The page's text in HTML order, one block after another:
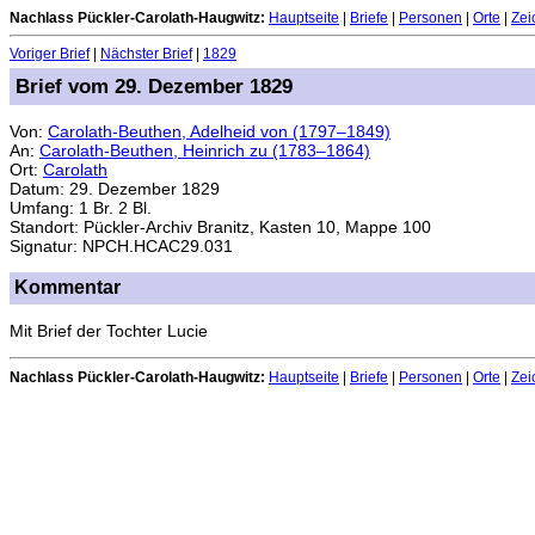
Nachlass Pückler-Carolath-Haugwitz: Hauptseite Briefe Personen Orte
Voriger Brief| Nächster Brief| 1829
Brief vom 29. Dezember 1829
Von: Carolath-Beuthen, Adelheid von (1797–1849)
An: Carolath-Beuthen, Heinrich zu (1783–1864)
Ort: Carolath
Datum: 29. Dezember 1829
Umfang: 1 Br. 2 Bl.
Standort: Pückler-Archiv Branitz, Kasten 10, Mappe 100
Signatur: NPCH.HCAC29.031
Kommentar
Mit Brief der Tochter Lucie
Nachlass Pückler-Carolath-Haugwitz: Hauptseite | Briefe | Personen | Orte |